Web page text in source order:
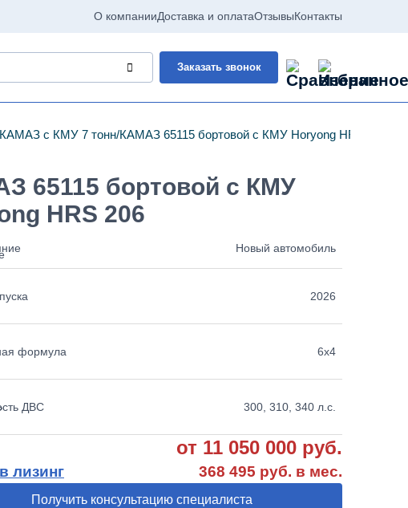
О компанииДоставка и оплатаОтзывыКонтакты
Заказать звонок
КАМАЗ с КМУ 7 тонн КАМАЗ 65115 бортовой с КМУ Horyong HRS 206
65115 бортовой с КМУ
HRS 206
Новый автомобиль
2026
формула 6х4
ДВС 300, 310, 340 л.с.
от 11 050 000 руб.
лизинг 368 495 руб. в мес.
Получить консультацию специалиста